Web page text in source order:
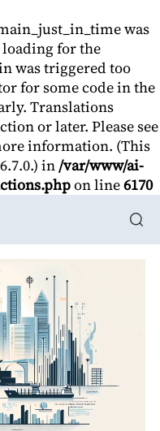
was
for the
was triggered too
for some code in the
Translations
or later. Please see
information. (This
in/var/www/ai-
on line6170